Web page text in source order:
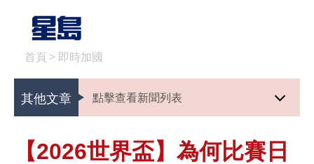
首頁 > 即時加國
其他文章 點擊查看新聞列表
【2026世界盃】為何比賽日